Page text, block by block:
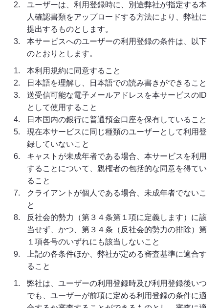
ユーザーは、利用登録時に、別途弊社が指定する本
人確認書類をアップロードする方法により、弊社に
提出するものとします。
本サービスへのユーザーの利用登録の条件は、以下
のとおりとします。
本利用規約に同意すること
日本語を理解し、日本語での読み書きができること
送受信可能な電子メールアドレスを本サービスのID
として使用すること
日本国内の銀行に普通預金口座を保有していること
現在本サービスに同じ種類のユーザーとして利用登
録していないこと
キャストが未成年者である場合、本サービスを利用
することについて、親権者の包括的な同意を得てい
ること
クライアントが個人である場合、未成年者でないこ
と
反社会的勢力（第３４条第１項に定義します）に該
当せず、かつ、第３４条（反社会的勢力の排除）第
１項各号のいずれにも該当しないこと
上記の各条件ほか、弊社が定める審査基準に適合す
ること
弊社は、ユーザーの利用登録時及び利用登録後いつ
でも、ユーザーが前項に定める利用登録の条件に適